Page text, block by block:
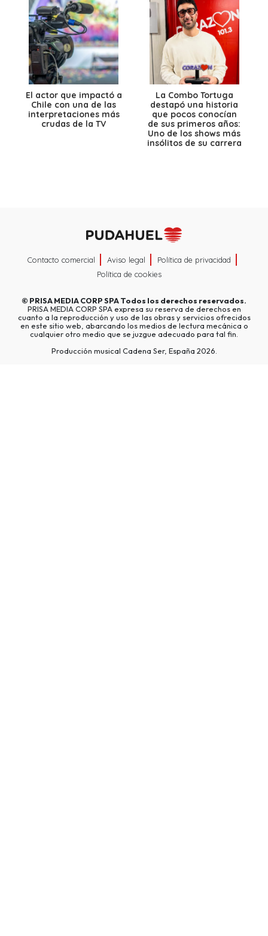
El actor que impactó a
Chile con una de las
interpretaciones más
crudas de la TV
La Combo Tortuga
destapó una historia
que pocos conocían
de sus primeros años:
Uno de los shows más
insólitos de su carrera
Contacto comercial Aviso legal
Política de privacidad
Política de cookies
© PRISA MEDIA CORP SPATodos los derechos reservados.
PRISA MEDIA CORP SPA expresa su reserva de derechos en
cuanto a la reproducción y uso de las obras y servicios ofrecidos
en este sitio web, abarcando los medios de lectura mecánica o
cualquier otro medio que se juzgue adecuado para tal fin.
Producción musical Cadena Ser, España 2026.